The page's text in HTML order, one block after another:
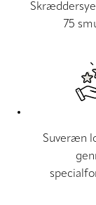
75
Suveræn